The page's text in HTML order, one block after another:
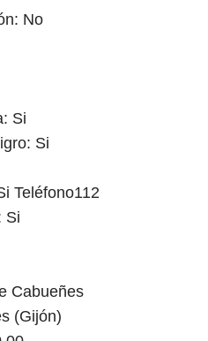
No
Si
Si
Teléfono112
Si
Cabueñes
(Gijón)